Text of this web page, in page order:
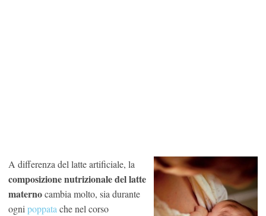
A differenza del latte artificiale, la
composizione nutrizionale del latte
maternocambia molto, sia durante
ognipoppatache nel corso